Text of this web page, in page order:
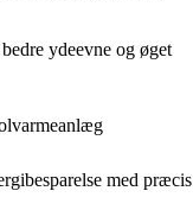
ydeevne og øget
med præcis